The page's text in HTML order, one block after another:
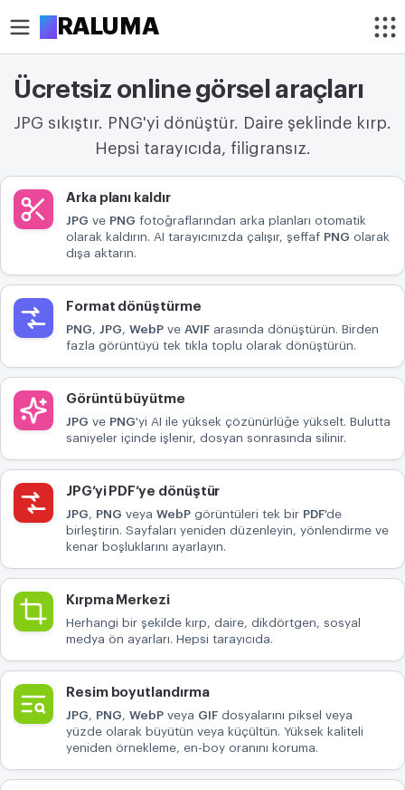
ARALUMA
KIRP
Resim kırpma
OPTIMIZE ET
Resim sıkıştırma
Arka planı kaldır
Görüntü büyütme
DÖNÜŞTÜR
Dönüştür
DIĞER
JPG’yi PDF’ye dönüştür
Ücretsiz online görsel araçları
JPG sıkıştır. PNG'yi dönüştür. Daire şeklinde kırp.
Hepsi tarayıcıda, filigransız.
AraçlarArka planı kaldır
JPG ve PNG fotoğraflarından arka planları otomatik
olarak kaldırın. AI tarayıcınızda çalışır, şeffaf PNG olarak
dışa aktarın.
Format dönüştürme
PNG, JPG, WebP ve AVIF arasında dönüştürün. Birden
fazla görüntüyü tek tıkla toplu olarak dönüştürün.
Görüntü büyütme
JPG ve PNG'yi AI ile yüksek çözünürlüğe yükselt. Bulutta
saniyeler içinde işlenir, dosyan sonrasında silinir.
JPG’yi PDF’ye dönüştür
JPG, PNG veya WebP görüntüleri tek bir PDF'de
birleştirin. Sayfaları yeniden düzenleyin, yönlendirme ve
kenar boşluklarını ayarlayın.
Kırpma Merkezi
Herhangi bir şekilde kırp, daire, dikdörtgen, sosyal
medya ön ayarları. Hepsi tarayıcıda.
Resim boyutlandırma
JPG, PNG, WebP veya GIF dosyalarını piksel veya
yüzde olarak büyütün veya küçültün. Yüksek kaliteli
yeniden örnekleme, en-boy oranını koruma.